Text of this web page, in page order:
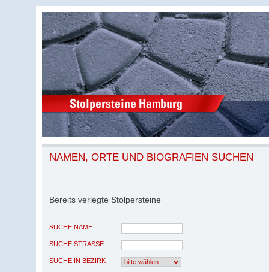
NAMEN, ORTE UND BIOGRAFIEN SUCHEN
Bereits verlegte Stolpersteine
SUCHE NAME
SUCHE STRASSE
SUCHE IN BEZIRK